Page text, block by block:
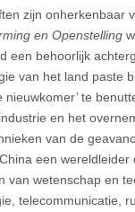
zijn onherkenbaar
en Openstelling
een behoorlijk
van het land paste
nieuwkomer’ te
en het
van de
een wereldleider
van wetenschap en
telecommunicatie,